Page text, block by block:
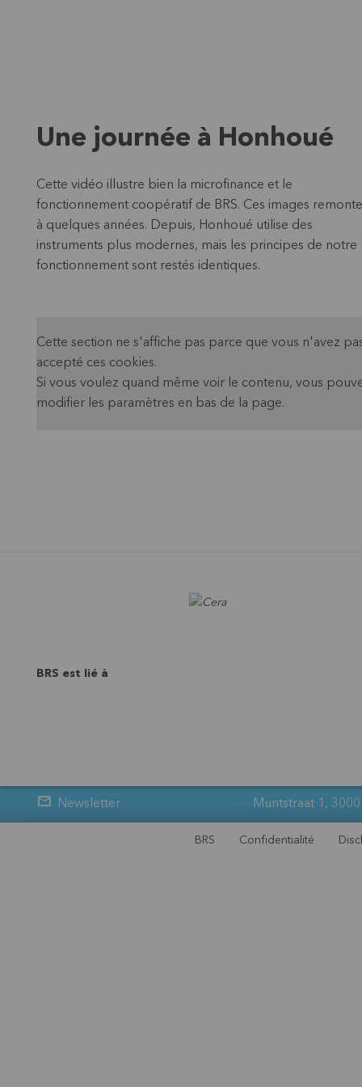
Une journée à Honhoué
Cette vidéo illustre bien la microfinance et le
fonctionnement coopératif de BRS. Ces images
à quelques années. Depuis, Honhoué utilise des
instruments plus modernes, mais les principes de notre
fonctionnement sont restés identiques.
Cette section ne s'affiche pas parce que vous n'avez
accepté ces cookies.
Si vous voulez quand même voir le contenu, vous
modifier les paramètres en bas de la page.
BRS est lié à
Newsletter Muntstraat 1,
BRS Confidentialité